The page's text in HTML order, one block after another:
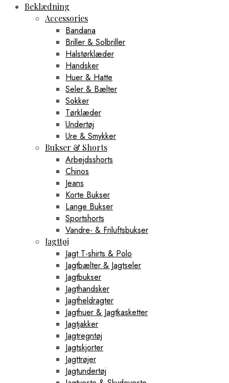
Beklædning
Accessories
Bandana
Briller & Solbriller
Halstørklæder
Handsker
Huer & Hatte
Seler & Bælter
Sokker
Tørklæder
Undertøj
Ure & Smykker
Bukser & Shorts
Arbejdsshorts
Chinos
Jeans
Korte Bukser
Lange Bukser
Sportshorts
Vandre- & Friluftsbukser
Jagttøj
Jagt T-shirts & Polo
Jagtbælter & Jagtseler
Jagtbukser
Jagthandsker
Jagtheldragter
Jagthuer & Jagtkasketter
Jagtjakker
Jagtregntøj
Jagtskjorter
Jagttrøjer
Jagtundertøj